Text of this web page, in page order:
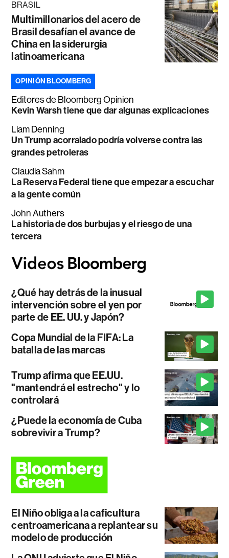
BRASIL
Multimillonarios del acero de
Brasil desafían el avance de
China en la siderurgia
latinoamericana
OPINIÓN BLOOMBERG
Editores de Bloomberg Opinion
Kevin Warsh tiene que dar algunas explicaciones
Liam Denning
Un Trump acorralado podría volverse contra las
grandes petroleras
Claudia Sahm
La Reserva Federal tiene que empezar a escuchar
a la gente común
John Authers
La historia de dos burbujas y el riesgo de una
tercera
¿Qué hay detrás de la inusual
intervención sobre el yen por
parte de EE. UU. y Japón?
Copa Mundial de la FIFA: La
batalla de las marcas
Trump afirma que EE.UU.
"mantendrá el estrecho" y lo
controlará
¿Puede la economía de Cuba
sobrevivir a Trump?
El Niño obliga a la caficultura
centroamericana a replantear su
modelo de producción